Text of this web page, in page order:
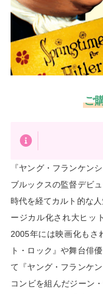
ご
『ヤング・フランケン
ブルックスの監督デビ
時代を経てカルト的な
ージカル化され大ヒッ
2005年には映画化もさ
ト・ロック』や舞台俳
て『ヤング・フランケ
コンビを組んだジーン